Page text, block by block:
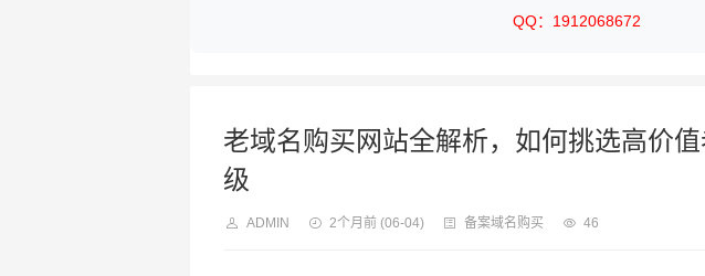
QQ：1912068672
老域名购买网站全解析，如何挑选高价
级
ADMIN 2个月前 (06-04) 备案域名购买 46